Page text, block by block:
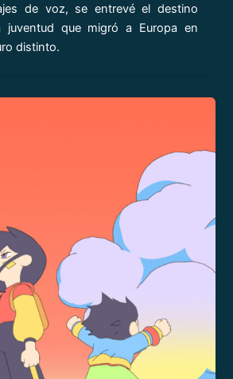
de voz, se entrevé el destino
juventud que migró a Europa en
distinto.